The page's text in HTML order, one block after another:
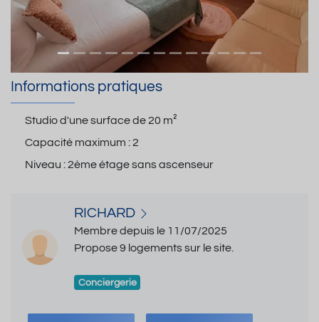
Informations pratiques
Studio d'une surface de20 m²
Capacité maximum :2
Niveau :2ème étage sans ascenseur
RICHARD
Membre depuis le 11/07/2025
Propose 9 logements sur le site.
Conciergerie